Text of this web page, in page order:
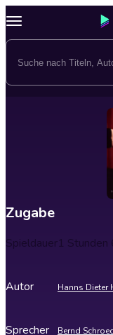
Zugabe
Spieldauer1 Stunden
Autor Hanns Dieter
Sprecher Bernd